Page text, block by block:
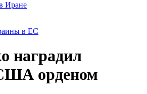
Иране
в ЕС
наградил
орденом